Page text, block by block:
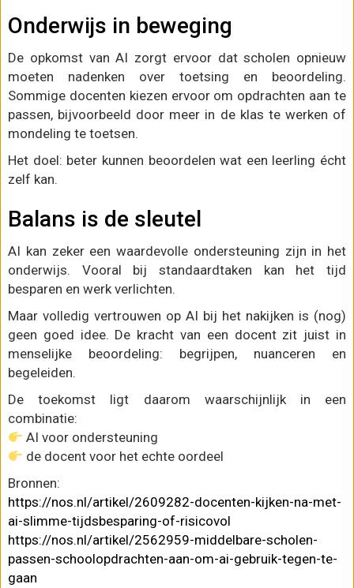
Onderwijs in beweging
De opkomst van AI zorgt ervoor dat scholen opnieuw
moeten nadenken over toetsing en beoordeling.
Sommige docenten kiezen ervoor om opdrachten aan te
passen, bijvoorbeeld door meer in de klas te werken of
mondeling te toetsen.
Het doel: beter kunnen beoordelen wat een leerling écht
zelf kan.
Balans is de sleutel
AI kan zeker een waardevolle ondersteuning zijn in het
onderwijs. Vooral bij standaardtaken kan het tijd
besparen en werk verlichten.
Maar volledig vertrouwen op AI bij het nakijken is (nog)
geen goed idee. De kracht van een docent zit juist in
menselijke beoordeling: begrijpen, nuanceren en
begeleiden.
De toekomst ligt daarom waarschijnlijk in een
combinatie:
AI voor ondersteuning
de docent voor het echte oordeel
Bronnen:
https://nos.nl/artikel/2609282-docenten-kijken-na-met-
ai-slimme-tijdsbesparing-of-risicovol
https://nos.nl/artikel/2562959-middelbare-scholen-
passen-schoolopdrachten-aan-om-ai-gebruik-tegen-te-
gaan